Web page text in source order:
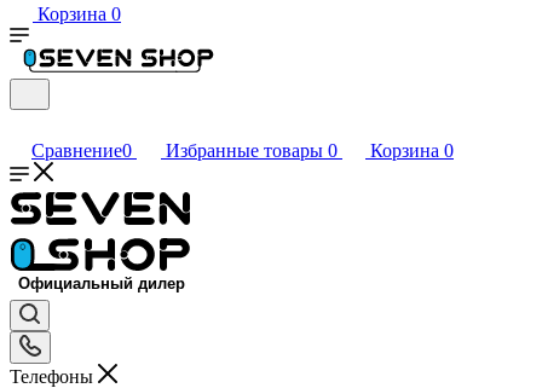
Корзина 0
Сравнение0 Избранные товары 0 Корзина 0
Телефоны